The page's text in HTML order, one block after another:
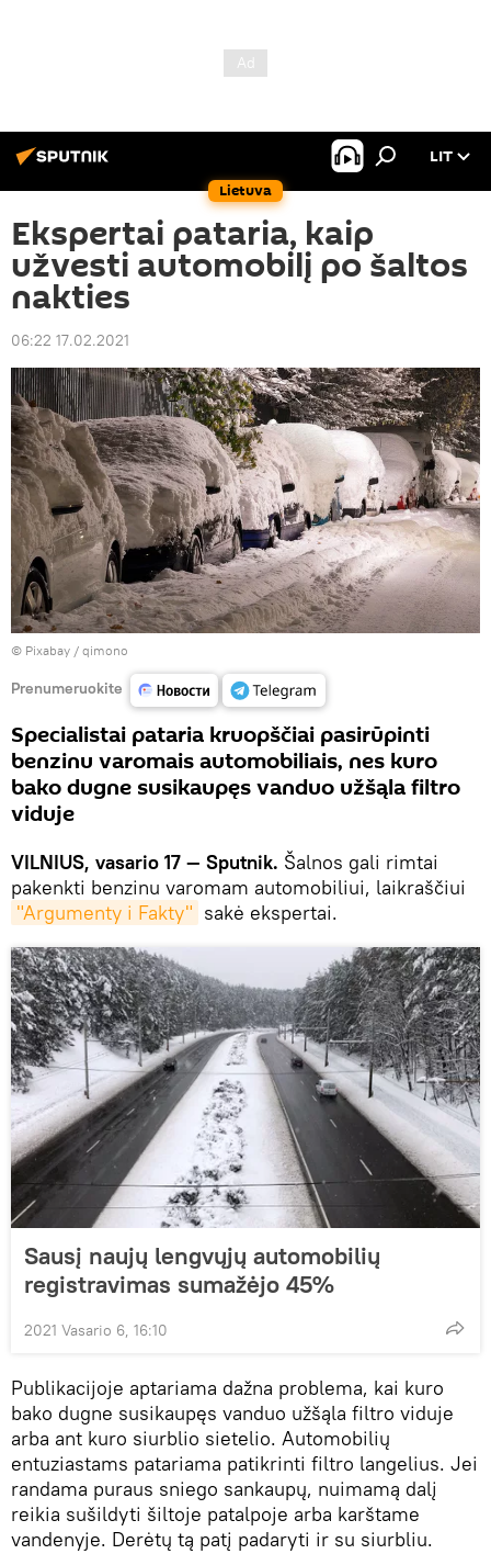
Lietuva
LIT
Ekspertai pataria, kaip
užvesti automobilį po šaltos
nakties
06:22 17.02.2021
© Рixabay / qimono
Prenumeruokite
Specialistai pataria kruopščiai pasirūpinti
benzinu varomais automobiliais, nes kuro
bako dugne susikaupęs vanduo užšąla filtro
viduje
VILNIUS, vasario 17 — Sputnik. Šalnos gali rimtai
pakenkti benzinu varomam automobiliui, laikraščiui
"Argumenty i Fakty" sakė ekspertai.
Sausį naujų lengvųjų automobilių
registravimas sumažėjo 45%
2021 Vasario 6, 16:10
Publikacijoje aptariama dažna problema, kai kuro
bako dugne susikaupęs vanduo užšąla filtro viduje
arba ant kuro siurblio sietelio. Automobilių
entuziastams patariama patikrinti filtro langelius. Jei
randama puraus sniego sankaupų, nuimamą dalį
reikia sušildyti šiltoje patalpoje arba karštame
vandenyje. Derėtų tą patį padaryti ir su siurbliu.